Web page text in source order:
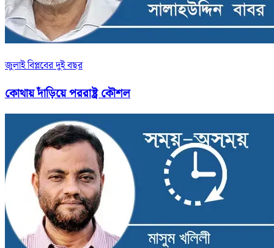
জুলাই বিপ্লবের দুই বছর
কোথায় দাঁড়িয়ে পররাষ্ট্র কৌশল